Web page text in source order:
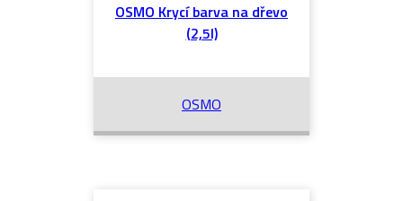
OSMO Krycí barva na dřevo
(2,5l)
OSMO